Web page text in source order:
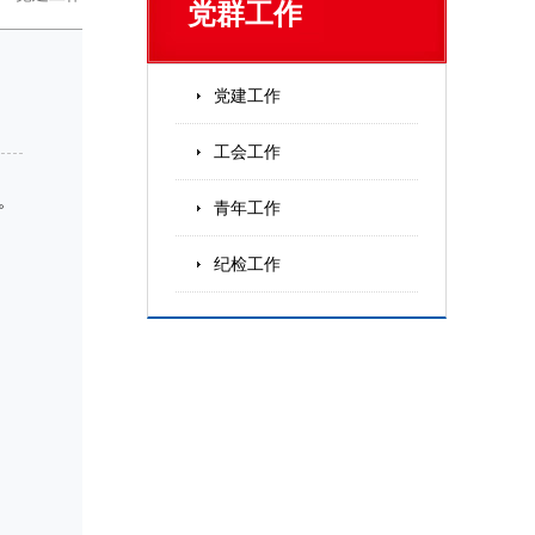
党群工作
党建工作
工会工作
青年工作
纪检工作